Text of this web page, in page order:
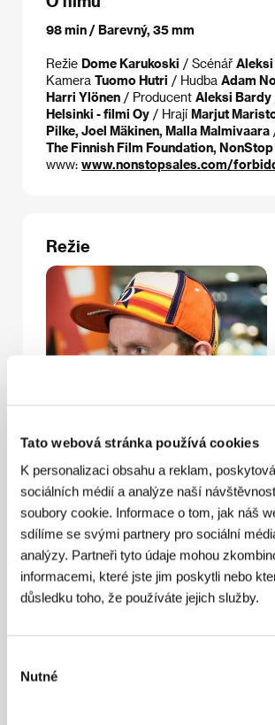
Tato webová stránka používá cookies
K personalizaci obsahu a reklam,
sociálních médií a analýze naší
soubory cookie. Informace o tom, jak náš
sdílíme se svými partnery pro sociální
analýzy. Partneři tyto údaje mohou
informacemi, které jste jim poskytli nebo
důsledku toho, že používáte jejich služby.
souhlasu
Nutné
98 min / Barevný, 35 mm
Režie Dome Karukoski / Scénář
Kamera Tuomo Hutri / Hudba Adam
Harri Ylönen / Producent Aleksi Bardy
Helsinki - filmi Oy / Hrají Marjut
Pilke, Joel Mäkinen, Malla Malmivaara
The Finnish Film Foundation,
www: www.nonstopsales.com/
Režie
Dome Karukoski(1976, Nikósie, Kypr)
Univerzitu umění a designu v Helsinkách
na osm výročních cen Jussi a dočkal se
festivalech Berlinale a Tribeca. Jeho